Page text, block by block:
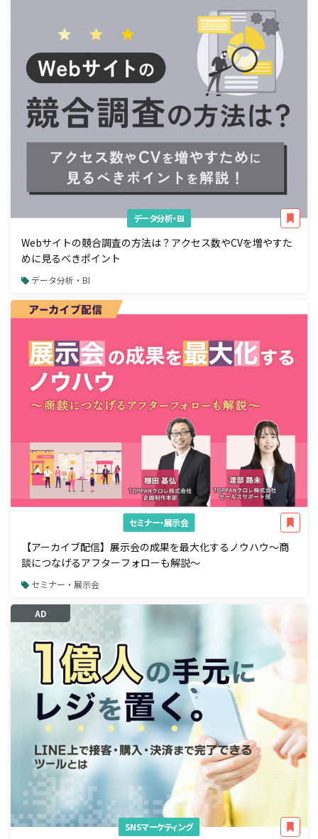
データ分析・BI
Webサイトの競合調査の方法は？アクセス数やCVを増やすた
めに見るべきポイント
データ分析・BI
セミナー・展示会
【アーカイブ配信】展示会の成果を最大化するノウハウ～商
談につなげるアフターフォローも解説～
セミナー・展示会
AD
SNSマーケティング